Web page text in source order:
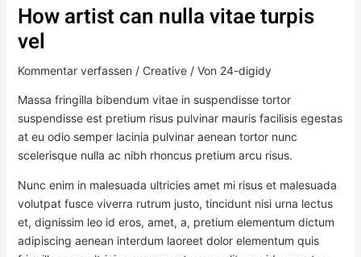
How artist can nulla vitae turpis
vel
Kommentar verfassen / Creative/ Von 24-digidy
Massa fringilla bibendum vitae in suspendisse tortor
suspendisse est pretium risus pulvinar mauris facilisis egestas
at eu odio semper lacinia pulvinar aenean tortor nunc
scelerisque nulla ac nibh rhoncus pretium arcu risus.
Nunc enim in malesuada ultricies amet mi risus et malesuada
volutpat fusce viverra rutrum justo, tincidunt nisi urna lectus
et, dignissim leo id eros, amet, a, pretium elementum dictum
adipiscing aenean interdum laoreet dolor elementum quis